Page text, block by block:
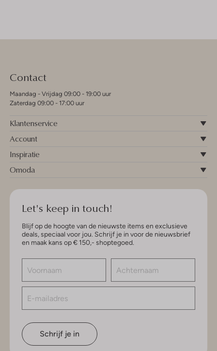
Contact
Maandag - Vrijdag 09:00 - 19:00 uur
Zaterdag 09:00 - 17:00 uur
Klantenservice
Account
Inspiratie
Omoda
Let's keep in touch!
Blijf op de hoogte van de nieuwste items en exclusieve
deals, speciaal voor jou. Schrijf je in voor de nieuwsbrief
en maak kans op € 150,- shoptegoed.
Schrijf je in